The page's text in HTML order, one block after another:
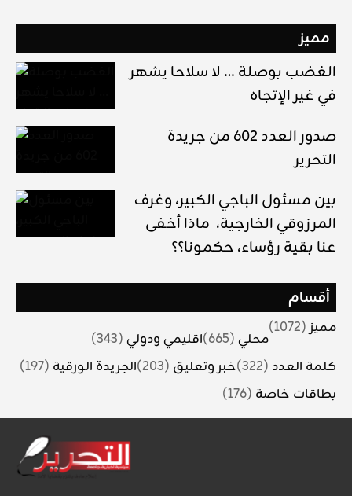
مميز
الغضب بوصلة … لا سلاحا يشهر
في غير الإتجاه
صدور العدد 602 من جريدة
التحرير
بين مسئول الباجي الكبير، وغرف
المرزوقي الخارجية، ماذا أخفى
عنا بقية رؤساء، حكمونا؟؟
أقسام
مميز(1072)
محلي (665) اقليمي ودولي (343)
كلمة العدد (322) خبر وتعليق (203) الجريدة الورقية (197)
بطاقات خاصة (176)